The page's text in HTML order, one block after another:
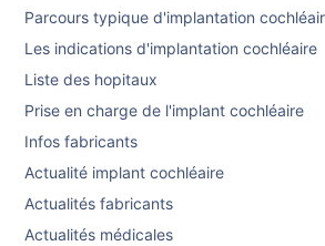
Parcours typique d'implantation
Les indications d'implantation cochléaire
Liste des hopitaux
Prise en charge de l'implant cochléaire
Infos fabricants
Actualité implant cochléaire
Actualités fabricants
Actualités médicales